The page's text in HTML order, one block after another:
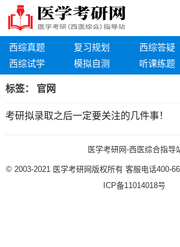
西综真题 复习规划 西综答疑
西综试学
模拟自测 听课练题
标签： 官网
考研拟录取之后一定要关注的几件事！
医学考研网-西医综合指导
© 2003-2021 医学考研网版权所有 客服电话400-
ICP备11014018号